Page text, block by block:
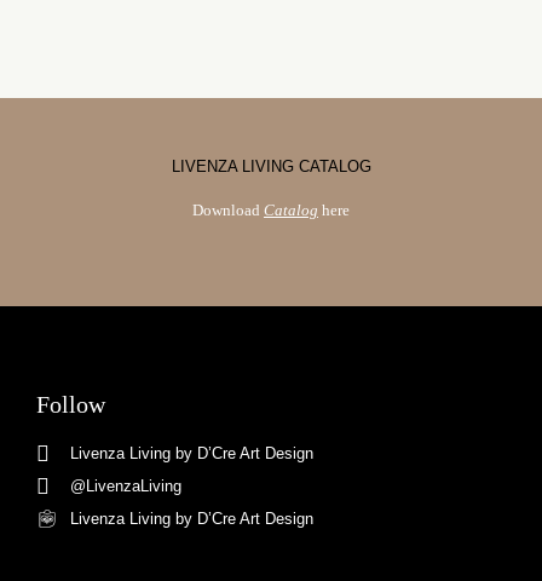
LIVENZA LIVING CATALOG
Download Catalog here
Follow
Livenza Living by D’Cre Art Design
@LivenzaLiving
Livenza Living by D’Cre Art Design